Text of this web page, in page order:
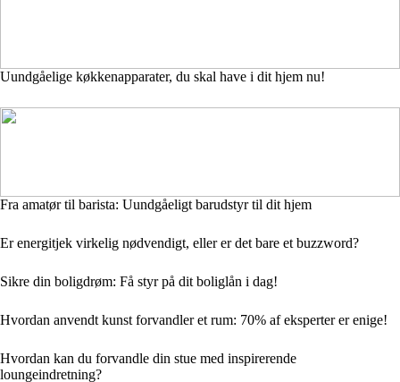
Uundgåelige køkkenapparater, du skal have i dit hjem nu!
Fra amatør til barista: Uundgåeligt barudstyr til dit hjem
Er energitjek virkelig nødvendigt, eller er det bare et buzzword?
Sikre din boligdrøm: Få styr på dit boliglån i dag!
Hvordan anvendt kunst forvandler et rum: 70% af eksperter er enige!
Hvordan kan du forvandle din stue med inspirerende
loungeindretning?